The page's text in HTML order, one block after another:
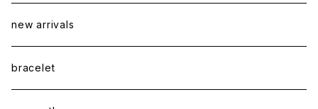
new arrivals
bracelet